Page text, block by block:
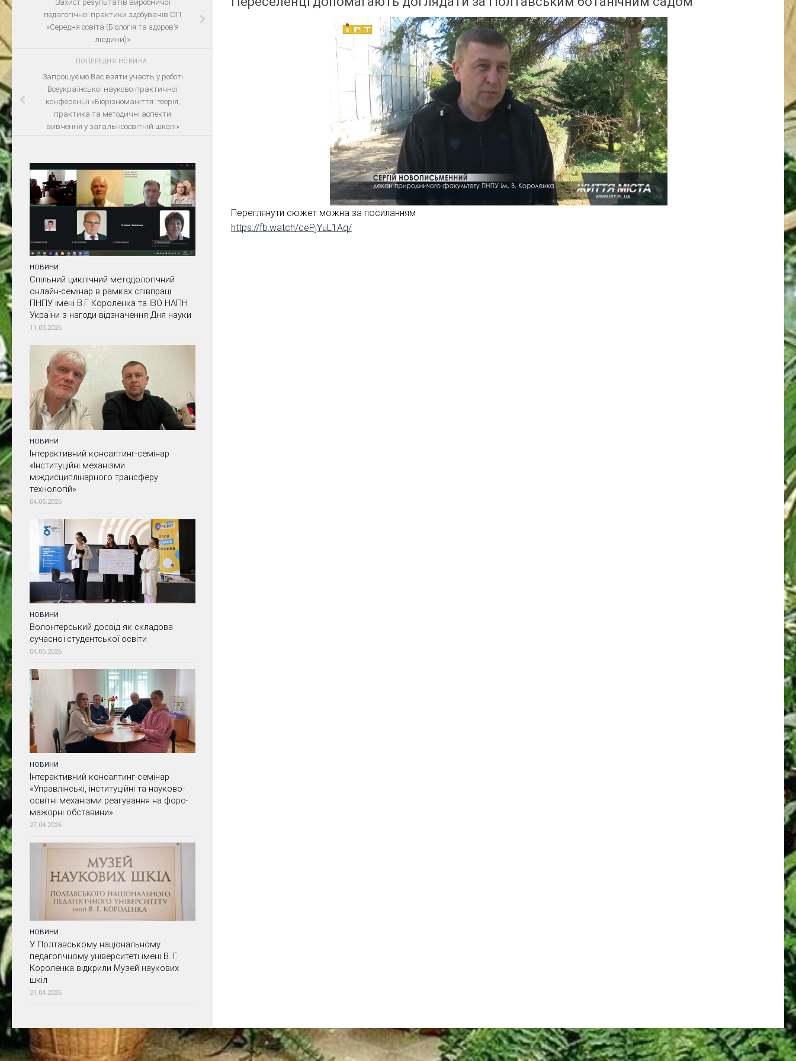
Переглянути сюжет можна за посиланням
https://fb.watch/cePjYuL1Aq/
Захист результатів виробничої
педагогічної практики здобувачів ОП
«Середня освіта (Біологія та здоров’я
людини)»
ПОПЕРЕДНЯ НОВИНА
Запрошуємо Вас взяти участь у роботі
Всеукраїнської науково-практичної
конференції «Біорізноманіття: теорія,
практика та методичні аспекти
вивчення у загальноосвітній школі»
НОВИНИ
Спільний циклічний методологічний
онлайн-семінар в рамках співпраці
ПНПУ імені В.Г. Короленка та ІВО НАПН
України з нагоди відзначення Дня науки
11.05.2026
НОВИНИ
Інтерактивний консалтинг-семінар
«Інституційні механізми
міждисциплінарного трансферу
технологій»
04.05.2026
НОВИНИ
Волонтерський досвід як складова
сучасної студентської освіти
04.05.2026
НОВИНИ
Інтерактивний консалтинг-семінар
«Управлінські, інституційні та науково-
освітні механізми реагування на форс-
мажорні обставини»
27.04.2026
НОВИНИ
У Полтавському національному
педагогічному університеті імені В. Г.
Короленка відкрили Музей наукових
шкіл
21.04.2026